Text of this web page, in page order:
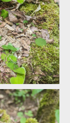
botách dost